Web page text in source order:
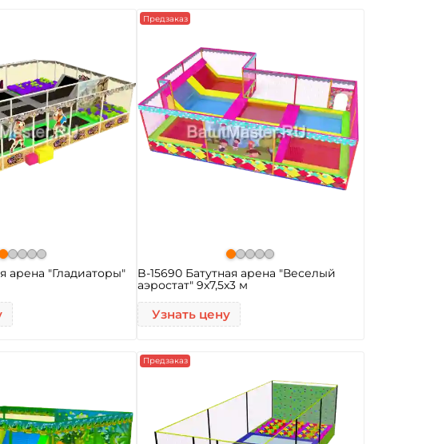
арена "Гладиаторы"
Предзаказ
B-15690 Батутная арена "Веселый
аэростат" 9x7,5x3 м
Узнать цену
Предзаказ